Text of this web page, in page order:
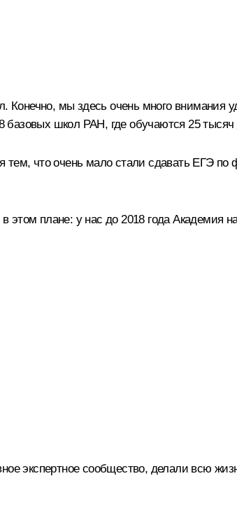
мы здесь очень много внимания
школ РАН, где обучаются 25 тысяч
тем, что очень мало стали сдавать ЕГЭ
этом плане: у нас до 2018 года Академия
экспертное сообщество, делали всю